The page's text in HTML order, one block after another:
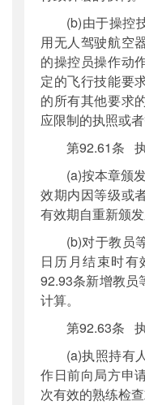
(b)由于操控
用无人驾驶航空
的操控员操作动
定的飞行技能要
的所有其他要求
应限制的执照或者
第92.61条
(a)按本章颁
效期内因等级或
有效期自重新颁发
(b)对于教员
日历月结束时
92.93条新增教员
计算。
第92.63条
(a)执照持有
作日前向局方申
次有效的熟练检